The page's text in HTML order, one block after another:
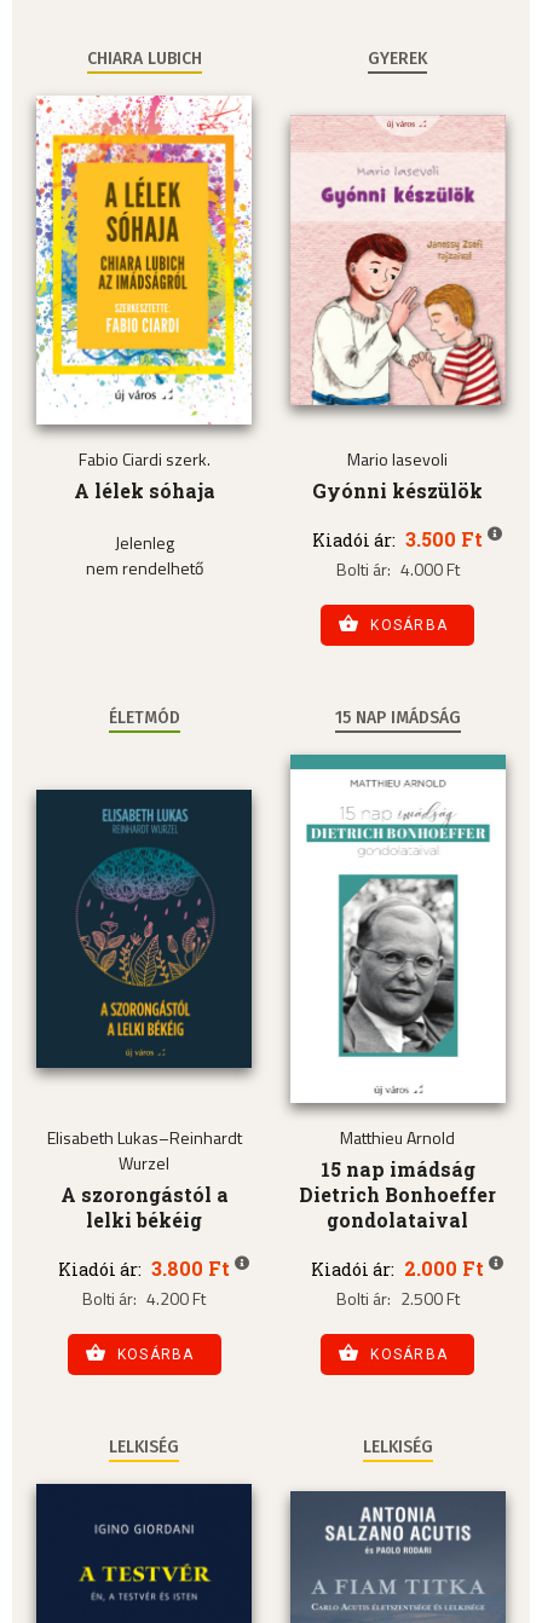
CHIARA LUBICH
Fabio Ciardi szerk.
A lélek sóhaja
Jelenleg
nem rendelhető
GYEREK
Mario Iasevoli
Gyónni készülök
Kiadói ár: 3.500 Ft
Bolti ár: 4.000 Ft
KOSÁRBA
ÉLETMÓD
Elisabeth Lukas–Reinhardt
Wurzel
A szorongástól a
lelki békéig
Kiadói ár: 3.800 Ft
Bolti ár: 4.200 Ft
KOSÁRBA
15 NAP IMÁDSÁG
Matthieu Arnold
15 nap imádság
Dietrich Bonhoeffer
gondolataival
Kiadói ár: 2.000 Ft
Bolti ár: 2.500 Ft
KOSÁRBA
LELKISÉG LELKISÉG